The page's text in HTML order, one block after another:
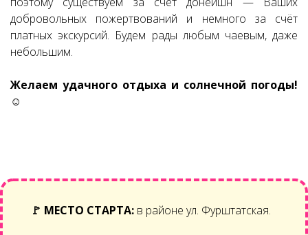
добровольных пожертвований и немного за счёт
платных экскурсий. Будем рады любым чаевым, даже
небольшим.
Желаем удачного отдыха и солнечной погоды!
☺
🚩 МЕСТО СТАРТА: в районе ул. Фурштатская.